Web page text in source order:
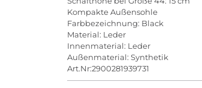
Kompakte Außensohle
Farbbezeichnung: Black
Material: Leder
Innenmaterial: Leder
Außenmaterial: Synthetik
Art.Nr:2900281939731